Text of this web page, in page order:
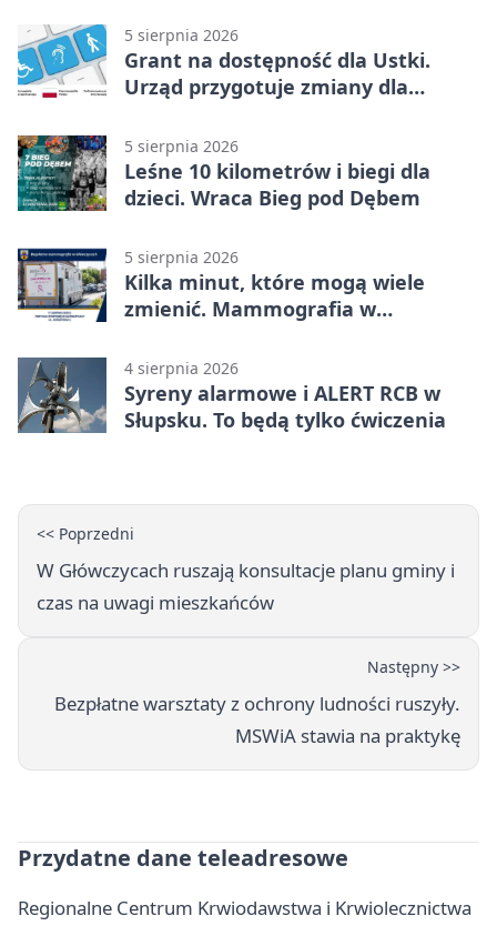
5 sierpnia 2026
Grant na dostępność dla Ustki.
Urząd przygotuje zmiany dla
5 sierpnia 2026
Leśne 10 kilometrów i biegi dla
dzieci. Wraca Bieg pod Dębem
5 sierpnia 2026
Kilka minut, które mogą wiele
zmienić. Mammografia w
4 sierpnia 2026
Syreny alarmowe i ALERT RCB w
Słupsku. To będą tylko ćwiczenia
<< Poprzedni
W Główczycach ruszają konsultacje planu gminy i
czas na uwagi mieszkańców
Następny >>
Bezpłatne warsztaty z ochrony ludności ruszyły.
MSWiA stawia na praktykę
Przydatne dane teleadresowe
Regionalne Centrum Krwiodawstwa i Krwiolecznictwa